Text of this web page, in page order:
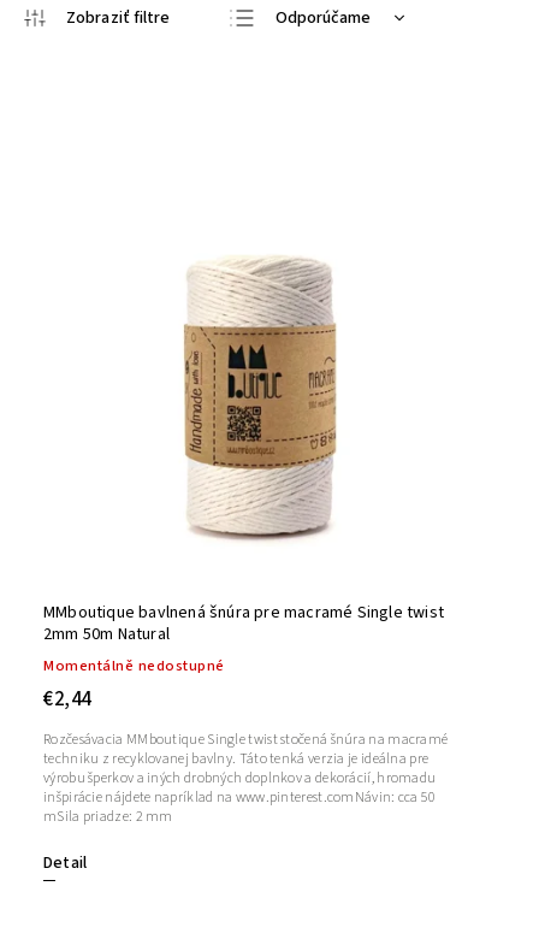
Odporúčame
MMboutique bavlnená šnúra pre macramé Single twist
2mm 50m Natural
Momentálně nedostupné
€2,44
Detail
Rozčesávacia MMboutique Single twist stočená šnúra na macramé
techniku ​​z recyklovanej bavlny. Táto tenká verzia je ideálna pre
výrobu šperkov a iných drobných doplnkov a dekorácií, hromadu
inšpirácie nájdete napríklad na www.pinterest.comNávin: cca 50
mSila priadze: 2 mm